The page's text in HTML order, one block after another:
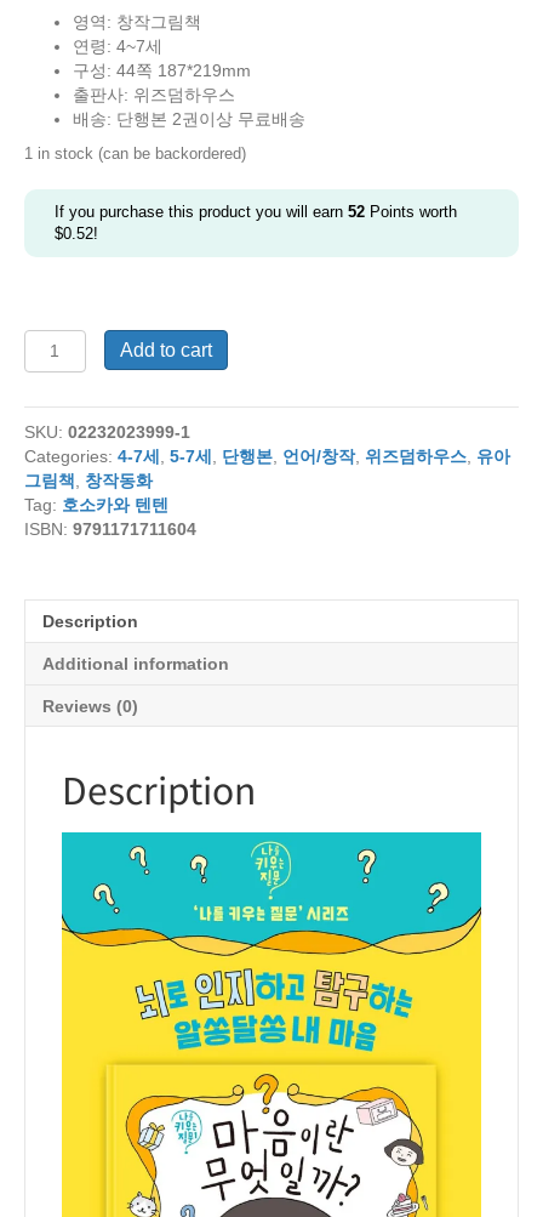
was:
$34.00.
is:
$26.00.
영역: 창작그림책
연령: 4~7세
구성: 44쪽 187*219mm
출판사: 위즈덤하우스
배송: 단행본 2권이상 무료배송
1 in stock (can be backordered)
If you purchase this product you will earn 52 Points worth
$0.52!
음
란
무
엇
일
까?
quantity
Add to cart
SKU: 02232023999-1
Categories: 4-7세 5-7세 단행본 언어/창작, 위즈덤하우스 유아
그림책
창작동화
Tag: 호소카와 텐텐
ISBN: 9791171711604
Description
Additional information
Reviews (0)
Description